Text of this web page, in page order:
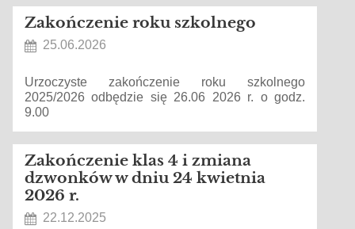
Zakończenie roku szkolnego
25.06.2026
Urzoczyste zakończenie roku szkolnego
2025/2026 odbędzie się 26.06 2026 r. o godz.
9.00
Zakończenie klas 4 i zmiana
dzwonków w dniu 24 kwietnia
2026 r.
22.12.2025